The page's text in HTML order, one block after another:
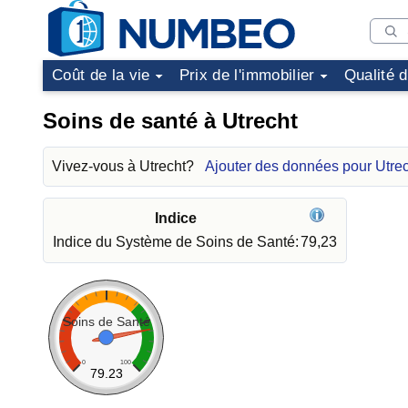
Coût de la vie Prix de l'immobilier Qualité
Soins de santé à Utrecht
Vivez-vous à Utrecht? Ajouter des données pour
Indice
Indice du Système de Soins de Santé:79,23
Soins de Santé
0 100
79.23